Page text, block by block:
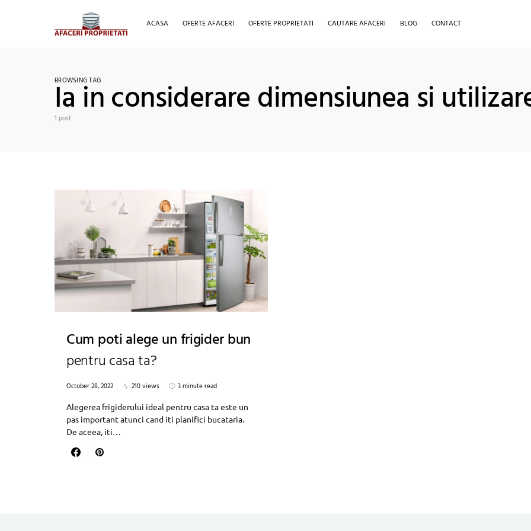
ACASA OFERTE AFACERI OFERTE PROPRIETATI CAUTARE AFACERI BLOG CONTACT
BROWSING TAG
Ia in considerare dimensiunea si
1 post
Cum poti alege un frigider bun
pentru casa ta?
October 28, 2022 210 views
3 minute read
Alegerea frigiderului ideal pentru casa ta este un
pas important atunci cand iti planifici bucataria.
De aceea, iti…